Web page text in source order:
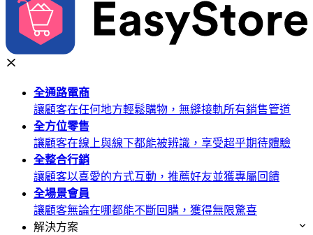
全通路電商
讓顧客在任何地方輕鬆購物，無縫接軌所有銷售管道
全方位零售
讓顧客在線上與線下都能被辨識，享受超乎期待體驗
全整合行銷
讓顧客以喜愛的方式互動，推薦好友並獲專屬回饋
全場景會員
讓顧客無論在哪都能不斷回購，獲得無限驚喜
解決方案